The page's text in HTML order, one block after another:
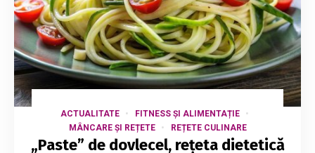
ACTUALITATE
FITNESS ȘI ALIMENTAȚIE
MÂNCARE ȘI REȚETE
REȚETE CULINARE
„Paste” de dovlecel, rețeta dietetică